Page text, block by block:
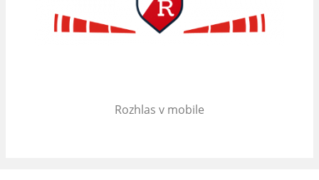
Rozhlas v mobile